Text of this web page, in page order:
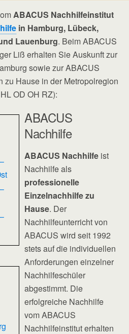
ABACUS Nachhilfeinstitut
in Hamburg, Lübeck,
Lauenburg. Beim ABACUS
Liß erhalten Sie Auskunft zur
sowie zur ABACUS
zu Hause in der Metropolregion
OD OH RZ):
ABACUS
Nachhilfe
ABACUS Nachhilfe ist
Nachhilfe als
professionelle
Einzelnachhilfe zu
Hause. Der
Nachhilfeunterricht von
ABACUS wird seit 1992
stets auf die individuellen
Anforderungen einzelner
Nachhilfeschüler
abgestimmt. Die
erfolgreiche Nachhilfe
vom ABACUS
Nachhilfeinstitut erhalten